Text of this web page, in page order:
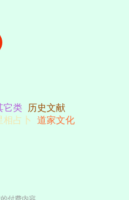
它类
历史文献
相占卜
道家文化